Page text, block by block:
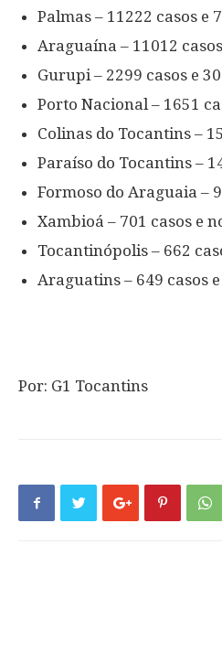
Palmas – 11222 casos e
Araguaína – 11012
Gurupi – 2299 casos e
Porto Nacional – 1651
Colinas do Tocantins –
Paraíso do Tocantins –
Formoso do Araguaia –
Xambioá – 701 casos e
Tocantinópolis – 662
Araguatins – 649 casos
Por: G1 Tocantins